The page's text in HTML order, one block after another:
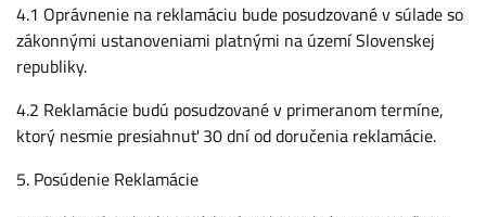
4.1 Oprávnenie na reklamáciu bude posudzované v súlade so
zákonnými ustanoveniami platnými na území Slovenskej
republiky.
4.2 Reklamácie budú posudzované v primeranom termíne,
ktorý nesmie presiahnuť 30 dní od doručenia reklamácie.
5. Posúdenie Reklamácie